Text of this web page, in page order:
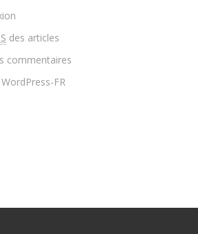
des articles
commentaires
FR